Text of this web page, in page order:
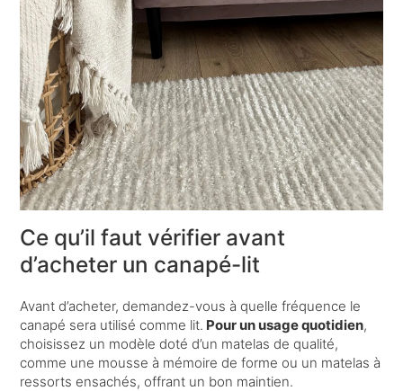
Ce qu’il faut vérifier avant
d’acheter un canapé-lit
Avant d’acheter, demandez-vous à quelle fréquence le
canapé sera utilisé comme lit. Pour un usage quotidien,
choisissez un modèle doté d’un matelas de qualité,
comme une mousse à mémoire de forme ou un matelas à
ressorts ensachés, offrant un bon maintien.